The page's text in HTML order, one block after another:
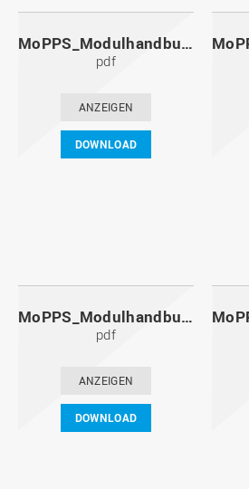
MoPPS_Modulhandbuch_20121201.pdf
pdf
ANZEIGEN
DOWNLOAD
MoPPS_Modulhandbuch_20111201.pdf
pdf
ANZEIGEN
DOWNLOAD